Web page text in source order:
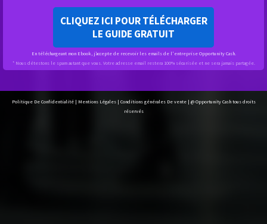
CLIQUEZ ICI POUR TÉLÉCHARGER
LE GUIDE GRATUIT
En téléchargeant mon Ebook, j’accepte de recevoir les emails de l'entreprise Opportunity Cash.
* Nous détestons le spam autant que vous. Votre adresse email restera 100% sécurisée et ne sera jamais partagée.
Politique De Confidentialité| Mentions Légales| Conditions générales De vente| @ Opportunity Cash tous droits
réservés